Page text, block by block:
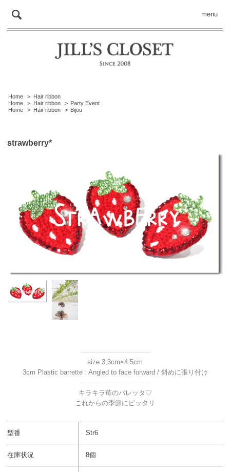
menu
Home > Hair ribbon
Home
> Hair ribbon > Party Event
Home
> Hair ribbon > Bijou
strawberry*
----------------------------------
size 3.3cm×4.5cm
3cm Plastic barrette : Angled to face forward / 斜めに張り付け
----------------------------------
キラキラ苺のバレッタ♡
これからの季節にピッタリ
型番 Str6
在庫状況 8個